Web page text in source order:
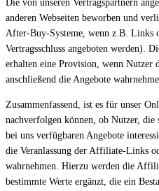
Die von unseren Vertragspartnern
anderen Webseiten beworben und
After-Buy-Systeme, wenn z.B. Links
Vertragsschluss angeboten werden).
erhalten eine Provision, wenn
anschließend die Angebote
Zusammenfassend, ist es für unser
nachverfolgen können, ob Nutzer,
bei uns verfügbaren Angebote
die Veranlassung der Affiliate-Links
wahrnehmen. Hierzu werden die
bestimmte Werte ergänzt, die ein